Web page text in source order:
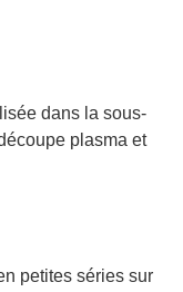
dans la sous-
plasma et
petites séries sur